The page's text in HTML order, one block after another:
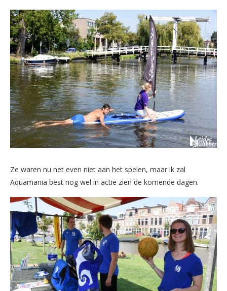
Ze waren nu net even niet aan het spelen, maar ik zal
Aquamania best nog wel in actie zien de komende dagen.